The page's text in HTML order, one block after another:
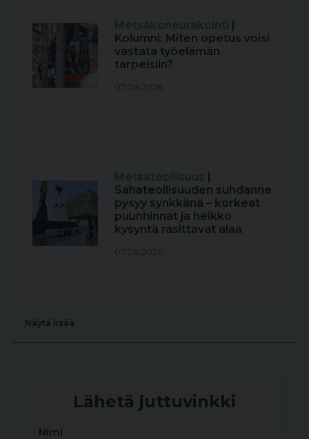
Metsäkoneurakointi |
Kolumni: Miten opetus voisi
vastata työelämän
tarpeisiin?
07.08.2026
Metsäteollisuus |
Sahateollisuuden suhdanne
pysyy synkkänä – korkeat
puunhinnat ja heikko
kysyntä rasittavat alaa
07.08.2026
Näytä lisää
Lähetä juttuvinkki
Nimi